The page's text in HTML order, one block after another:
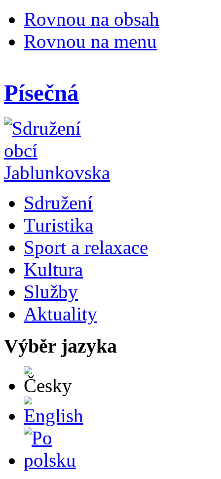
Rovnou na obsah
Rovnou na menu
Písečná
Sdružení
Turistika
Sport a relaxace
Kultura
Služby
Aktuality
Výběr jazyka